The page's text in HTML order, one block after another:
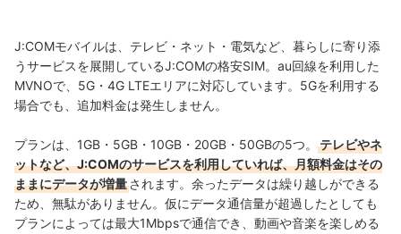
J:COMモバイルは、テレビ・ネット・電気など、暮らしに寄り添
うサービスを展開しているJ:COMの格安SIM。au回線を利用した
MVNOで、5G・4G LTEエリアに対応しています。5Gを利用する
場合でも、追加料金は発生しません。
プランは、1GB・5GB・10GB・20GB・50GBの5つ。
テレビやネ
ットなど、J:COMのサービスを利用していれば、月額料金はその
ままにデータが増量されます。余ったデータは繰り越しができる
ため、無駄がありません。仮にデータ通信量が超過したとしても
プランによっては最大1Mbpsで通信でき、動画や音楽を楽しめる